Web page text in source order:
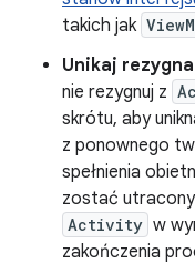
takich jak
Unikaj
nie rezygnuj z
skrótu, aby
z ponownego
spełnienia
zostać
Activity w
zakończenia